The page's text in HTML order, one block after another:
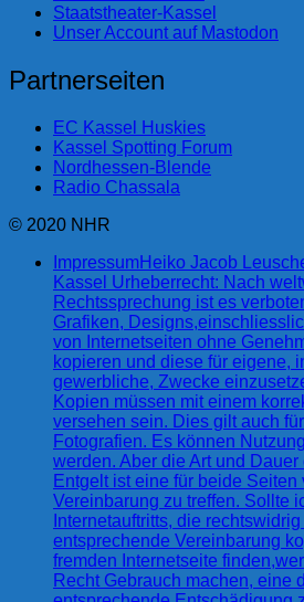
Staatstheater-Kassel
Unser Account auf Mastodon
Partnerseiten
EC Kassel Huskies
Kassel Spotting Forum
Nordhessen-Blende
Radio Chassala
© 2020 NHR
ImpressumHeiko Jacob
Kassel Urheberrecht: Nach
Rechtssprechung ist es
Grafiken,
von Internetseiten ohne
kopieren und diese für eigene,
gewerbliche, Zwecke
Kopien müssen mit einem
versehen sein. Dies gilt auch
Fotografien. Es können
werden. Aber die Art und
Entgelt ist eine für beide
Vereinbarung zu treffen. Sollte
Internetauftritts, die
entsprechende Vereinbarung
fremden Internetseite
Recht Gebrauch machen, eine